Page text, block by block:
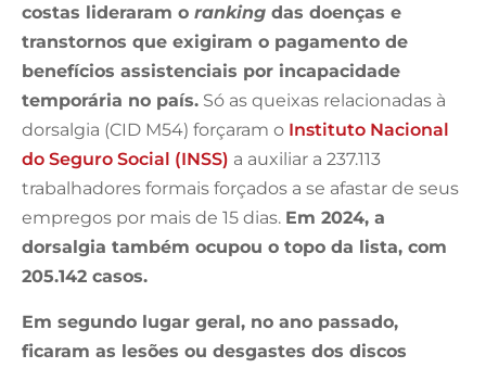
costas lideraram o ranking das doenças e
transtornos que exigiram o pagamento de
benefícios assistenciais por incapacidade
temporária no país. Só as queixas relacionadas à
dorsalgia (CID M54) forçaram o Instituto Nacional
do Seguro Social (INSS) a auxiliar a 237.113
trabalhadores formais forçados a se afastar de seus
empregos por mais de 15 dias. Em 2024, a
dorsalgia também ocupou o topo da lista, com
205.142 casos.
Em segundo lugar geral, no ano passado,
ficaram as lesões ou desgastes dos discos